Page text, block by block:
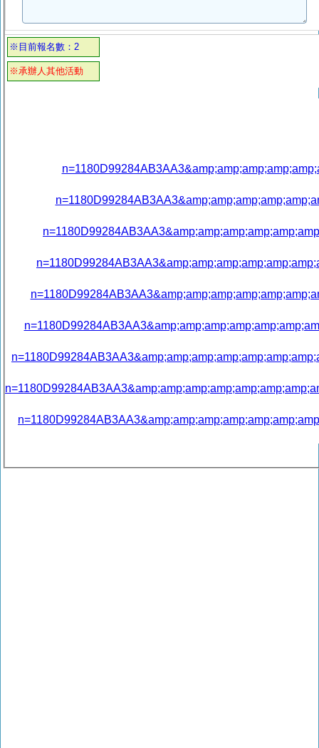
※目前報名數：2
※承辦人其他活動